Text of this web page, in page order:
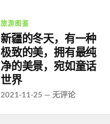
旅游图鉴
新疆的冬天，有一种
极致的美，拥有最纯
净的美景，宛如童话
世界
2021-11-25 —无评论